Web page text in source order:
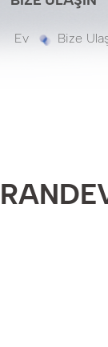
Ev Bize